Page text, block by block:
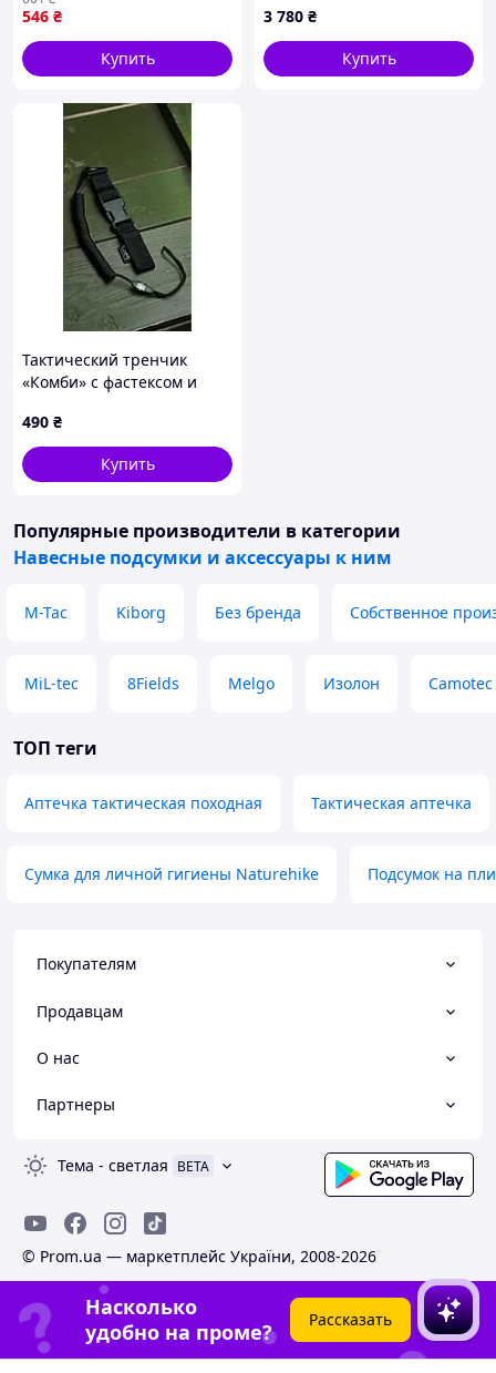
синтетика Multicam МС AL-
C-VO
546 ₴
Купить
3 780 ₴
Купить
Тактический тренчик
«Комби» с фастексом и
спиральный, D-кольцо, 3
мм, 56 см, Чёрный) ТМ
C&M Tactical
490 ₴
Купить
Популярные производители в категории
Навесные подсумки и аксессуары к ним
M-Tac Kiborg Без бренда Собственное
MiL-tec 8Fields Melgo Изолон Camotec
ТОП теги
Аптечка тактическая походная Тактическая аптечка
Сумка для личной гигиены Naturehike Подсумок на
Покупателям
Продавцам
О нас
Партнеры
Тема - светлая BETA
© Prom.ua — маркетплейс України, 2008-2026
Насколько
удобно на проме?
Рассказать